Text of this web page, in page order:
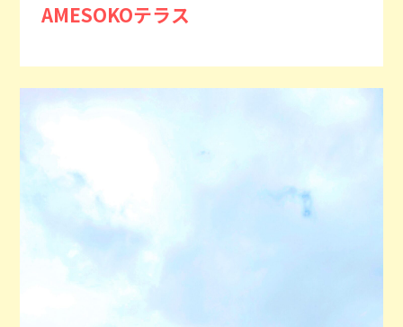
AMESOKOテラス